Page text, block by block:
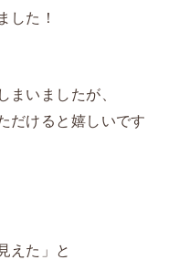
した！
まいましたが、
だけると嬉しいです
えた」と